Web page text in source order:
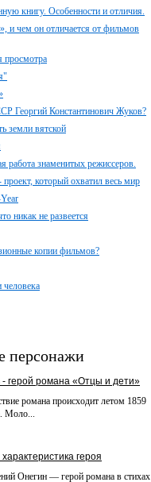
книгу. Особенности и отличия.
и чем он отличается от фильмов
просмотра
Георгий Константинович Жуков?
земли вятской
работа знаменитых режиссеров.
который охватил весь мир
никак не развеется
копии фильмов?
персонажи
- герой романа «Отцы и дети»
романа происходит летом 1859
Моло...
героя
Онегин — герой романа в стихах